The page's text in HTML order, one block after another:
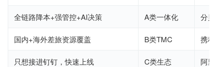
全链路降本+强管控+AI决策 A类一体化 分贝
国内+海外差旅资源覆盖 B类TMC 携程
只想接进钉钉，快速上线 C类生态 阿里